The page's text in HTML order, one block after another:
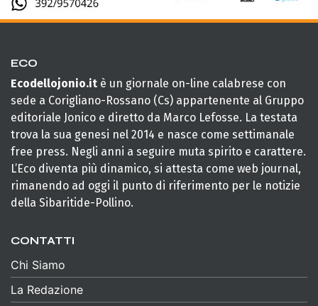
ECO
Ecodellojonio.it è un giornale on-line calabrese con
sede a Corigliano-Rossano (Cs) appartenente al Gruppo
editoriale Jonico e diretto da Marco Lefosse. La testata
trova la sua genesi nel 2014 e nasce come settimanale
free press. Negli anni a seguire muta spirito e carattere.
L’Eco diventa più dinamico, si attesta come web journal,
rimanendo ad oggi il punto di riferimento per le notizie
della Sibaritide-Pollino.
CONTATTI
Chi Siamo
La Redazione